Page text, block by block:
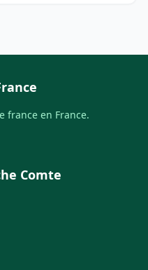
france en France.
Comte